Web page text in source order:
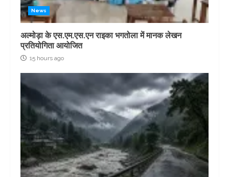
News
अल्मोड़ा के एस.एम.एस.एन राइका भगतोला में मानक लेखन
प्रतियोगिता आयोजित
15 hours ago